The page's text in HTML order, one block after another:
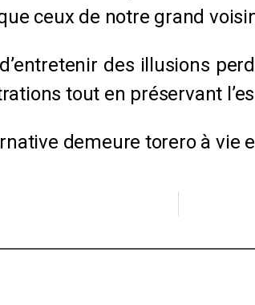
ceux de notre grand
des illusions
tout en préservant
demeure torero à